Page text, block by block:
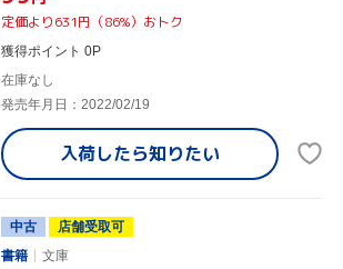
定価より631円（86%）おトク
獲得ポイント 0P
在庫なし
発売年月日：2022/02/19
入荷したら知りたい
中古
店舗受取可
書籍
文庫